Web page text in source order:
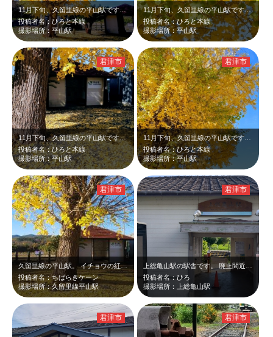
11月下旬、久留里線の平山駅です。駅前の大きなイチョウが黄葉して綺麗でした。黄…
投稿者名：ひろと本線
撮影場所：平山駅
11月下旬、久留里線の平山駅です。駅前の黄葉した大きなイチョウが陽を受けて綺麗…
投稿者名：ひろと本線
撮影場所：平山駅
11月下旬、久留里線の平山駅です。落ちたイチョウの葉が黄色い絨毯のようで綺麗で…
投稿者名：ひろと本線
撮影場所：平山駅
君津市
11月下旬、久留里線の平山駅です。駅前の黄葉した大きなイチョウが青空に映えて綺…
投稿者名：ひろと本線
撮影場所：平山駅
君津市
久留里線の平山駅。 イチョウの紅葉。 床銀杏。
投稿者名：ちばらきケーン
撮影場所：久留里線平山駅
君津市
投稿者名：ひろ
撮影場所：上総亀山駅
君津市
君津市 君津市